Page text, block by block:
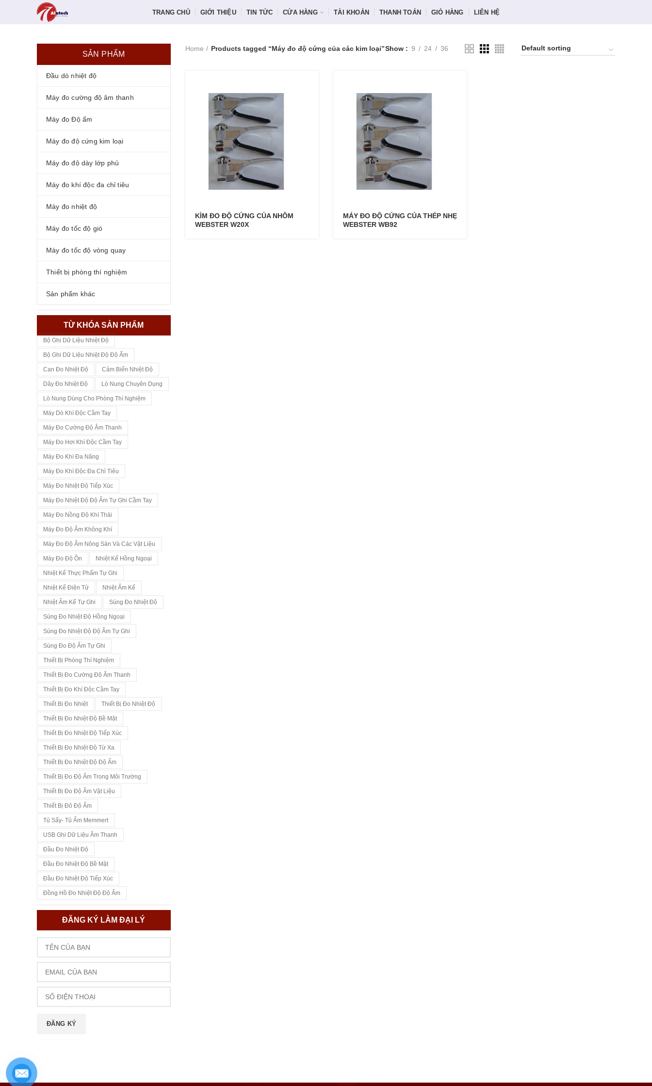
TRANG CHỦ GIỚI THIỆU TIN TỨC CỬA HÀNG TÀI KHOẢN THANH TOÁN GIỎ HÀNG LIÊN HỆ
Home Products tagged “Máy đo độ cứng của các kim loại”Show 9 24 36
KÌM ĐO ĐỘ CỨNG CỦA NHÔM
WEBSTER W20X
MÁY ĐO ĐỘ CỨNG CỦA THÉP NHẸ
WEBSTER WB92
SẢN PHẨM
Đầu dò nhiệt độ
Máy đo cường độ âm thanh
Máy đo Độ ẩm
Máy đo độ cứng kim loại
Máy đo độ dày lớp phủ
Máy đo khí độc đa chỉ tiêu
Máy đo nhiệt độ
Máy đo tốc độ gió
Máy đo tốc độ vòng quay
Thiết bị phòng thí nghiệm
Sản phẩm khác
TỪ KHÓA SẢN PHẨM
Bộ Ghi Dữ Liệu Nhiệt Độ
Bộ Ghi Dữ Liệu Nhiệt Độ Độ Ẩm
Can Đo Nhiệt Độ Cảm Biến Nhiệt Độ
Dây Đo Nhiệt Độ Lò Nung Chuyên Dụng
Lò Nung Dùng Cho Phòng Thí Nghiệm
Máy Dò Khí Độc Cầm Tay
Máy Đo Cường Độ Âm Thanh
Máy Đo Hơi Khí Độc Cầm Tay
Máy Đo Khí Đa Năng
Máy Đo Khí Độc Đa Chỉ Tiêu
Máy Đo Nhiệt Độ Tiếp Xúc
Máy Đo Nhiệt Độ Độ Ẩm Tự Ghi Cầm Tay
Máy Đo Nồng Độ Khí Thải
Máy Đo Độ Ẩm Không Khí
Máy Đo Độ Ẩm Nông Sản Và Các Vật Liệu
Máy Đo Độ Ồn Nhiệt Kế Hồng Ngoại
Nhiệt Kế Thực Phẩm Tự Ghi
Nhiệt Kế Điện Tử Nhiệt Ẩm Kế
Nhiệt Ẩm Kế Tự Ghi Súng Đo Nhiệt Độ
Súng Đo Nhiệt Độ Hồng Ngoại
Súng Đo Nhiệt Độ Độ Ẩm Tự Ghi
Súng Đo Độ Ẩm Tự Ghi
Thiết Bị Phòng Thí Nghiệm
Thiết Bị Đo Cường Độ Âm Thanh
Thiết Bị Đo Khí Độc Cầm Tay
Thiết Bị Đo Nhiệt Thiết Bị Đo Nhiệt Độ
Thiết Bị Đo Nhiệt Độ Bề Mặt
Thiết Bị Đo Nhiệt Độ Tiếp Xúc
Thiết Bị Đo Nhiệt Độ Từ Xa
Thiết Bị Đo Nhiệt Độ Độ Ẩm
Thiết Bị Đo Độ Ẩm Trong Môi Trường
Thiết Bị Đo Độ Ẩm Vật Liệu
Thiết Bị Đô Độ Ẩm
Tủ Sấy- Tủ Ấm Memmert
USB Ghi Dữ Liệu Âm Thanh
Đầu Đo Nhiệt Độ
Đầu Đo Nhiệt Độ Bề Mặt
Đầu Đo Nhiệt Độ Tiếp Xúc
Đồng Hồ Đo Nhiệt Độ Độ Ẩm
ĐĂNG KÝ LÀM ĐẠI LÝ